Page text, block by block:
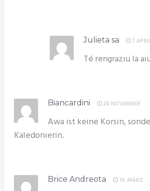
Julieta sa 7
Té rengraziu la
Biancardini 28 NOVEMBER
Awa ist keine Korsin,
Kaledonierin.
Brice Andreota 14. MÄRZ